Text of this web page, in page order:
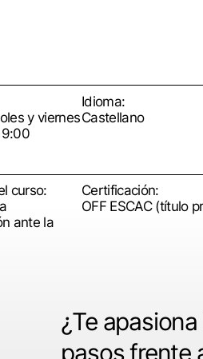
y viernes
Idioma:
Castellano
curso:
ante la
Certificación:
OFF ESCAC (título
¿Te
pasos frente